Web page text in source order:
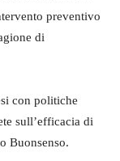
preventivo
di
con politiche
sull’efficacia di
Buonsenso.